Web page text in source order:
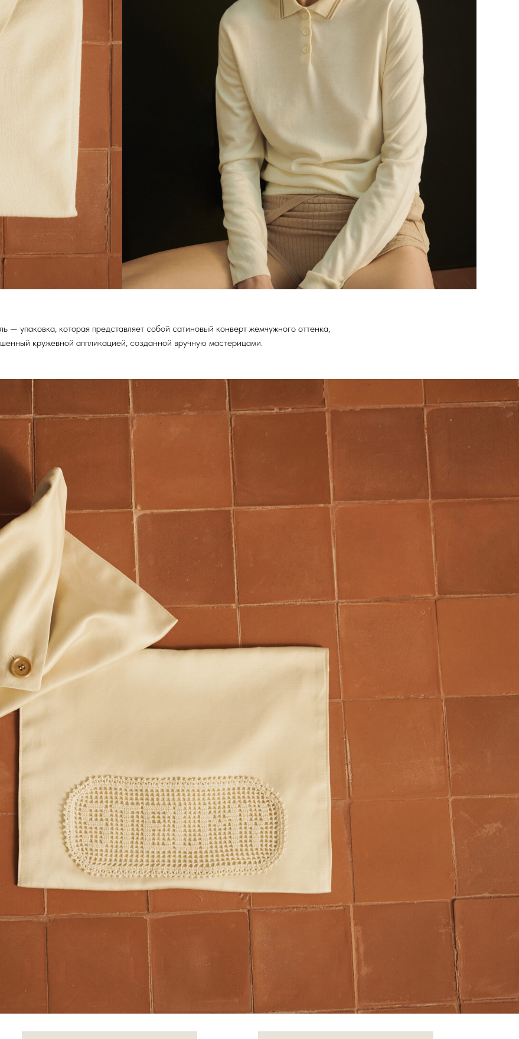
— упаковка, которая представляет собой сатиновый конверт жемчужного оттенка,
кружевной аппликацией, созданной вручную мастерицами.